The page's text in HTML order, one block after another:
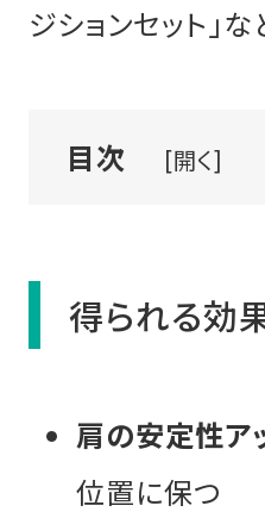
ジションセット」
目次 [開く]
得られる効
肩の安定性ア
位置に保つ